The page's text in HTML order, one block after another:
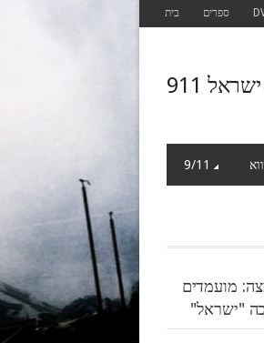
בית ספרים
911
9/11
מועמדים
"ישראל"